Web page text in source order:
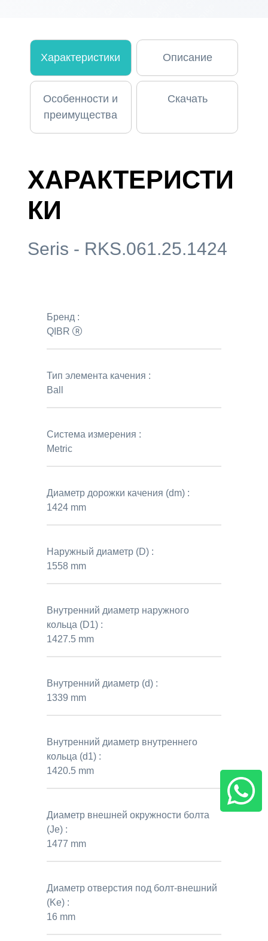
Характеристики Описание
Особенности и
преимущества
Скачать
ХАРАКТЕРИСТИ
КИ
Seris - RKS.061.25.1424
Бренд :
QIBR
Тип элемента качения :
Ball
Система измерения :
Metric
Диаметр дорожки качения (dm) :
1424 mm
Наружный диаметр (D) :
1558 mm
Внутренний диаметр наружного
кольца (D1) :
1427.5 mm
Внутренний диаметр (d) :
1339 mm
Внутренний диаметр внутреннего
кольца (d1) :
1420.5 mm
Диаметр внешней окружности болта
(Je) :
1477 mm
Диаметр отверстия под болт-внешний
(Ke) :
16 mm